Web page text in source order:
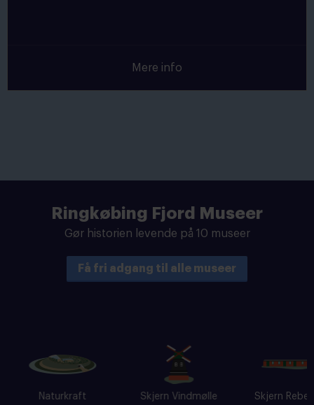
Mere info
Ringkøbing Fjord Museer
Gør historien levende på 10 museer
Få fri adgang til alle museer
Naturkraft Skjern Vindmølle Skjern